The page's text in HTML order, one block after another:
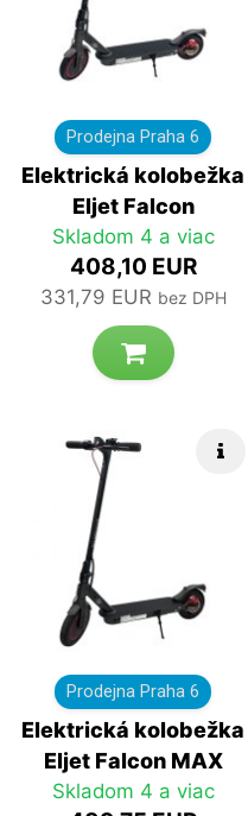
Prodejna Praha 6
Elektrická kolobežka
Eljet Falcon
Skladom 4 a viac
408,10 EUR
331,79 EUR bez DPH
Prodejna Praha 6
Elektrická kolobežka
Eljet Falcon MAX
Skladom 4 a viac